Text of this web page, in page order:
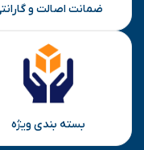
ضمانت اصالت و
بسته بندی ویژه